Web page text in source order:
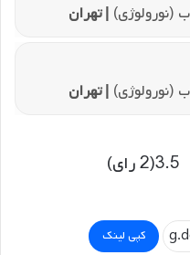
| تهران
| تهران
3.5(2 رای)
کپی لینک